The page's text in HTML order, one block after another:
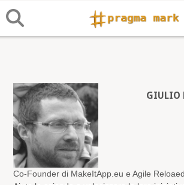
GIULIO
Co-Founder di MakeItApp.eu e Agile Reloaed